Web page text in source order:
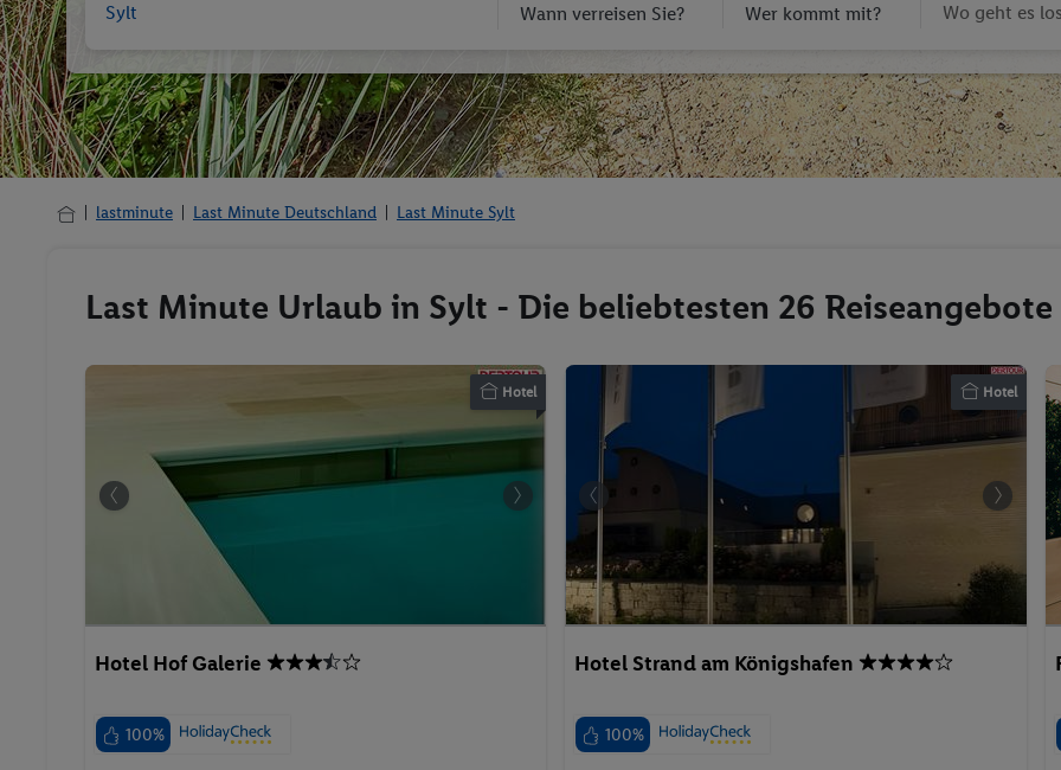
Wann verreisen Sie? Wer kommt mit?
lastminute Last Minute Deutschland Last Minute Sylt
Last Minute Urlaub in Sylt - Die beliebtesten 26 Reiseangebote
Hotel
Hotel Hof Galerie
100%
Hotel
Hotel Strand am Königshafen
100%